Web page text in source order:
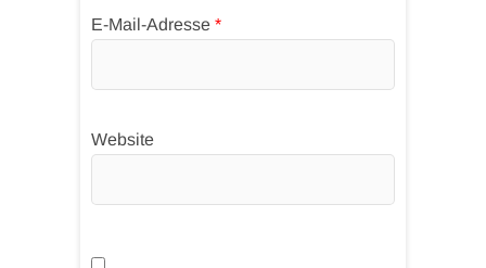
E-Mail-Adresse *
Website